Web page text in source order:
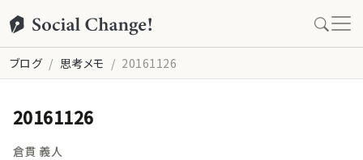
ブログ 思考メモ 20161126
20161126
倉貫 義人